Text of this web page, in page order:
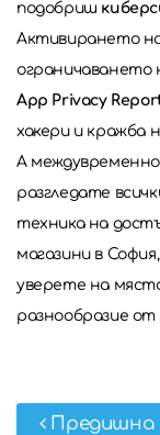
подобриш
Активирането
ограничаването
App Privacy
хакери и кражба
А
разгледате
техника на
магазини в
уверете на
разнообразие от
Предишна